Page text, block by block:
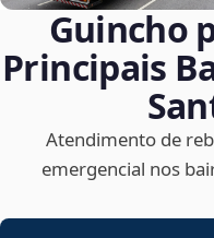
Guincho
Principais
Atendimento de
emergencial nos